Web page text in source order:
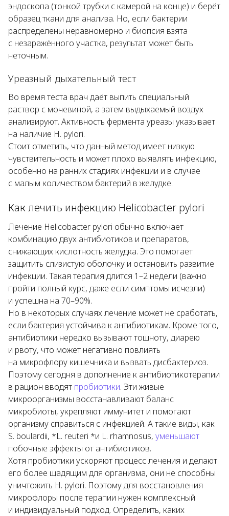
эндоскопа (тонкой трубки с камерой на конце) и берёт
образец ткани для анализа. Но, если бактерии
распределены неравномерно и биопсия взята
с незаражённого участка, результат может быть
неточным.
Уреазный дыхательный тест
Во время теста врач даёт выпить специальный
раствор с мочевиной, а затем выдыхаемый воздух
анализируют. Активность фермента уреазы указывает
на наличие H. pylori.
Стоит отметить, что данный метод имеет низкую
чувствительность и может плохо выявлять инфекцию,
особенно на ранних стадиях инфекции и в случае
с малым количеством бактерий в желудке.
Как лечить инфекцию Helicobacter pylori
Лечение Helicobacter pylori обычно включает
комбинацию двух антибиотиков и препаратов,
снижающих кислотность желудка. Это помогает
защитить слизистую оболочку и остановить развитие
инфекции. Такая терапия длится 1–2 недели (важно
пройти полный курс, даже если симптомы исчезли)
и успешна на 70–90%.
Но в некоторых случаях лечение может не сработать,
если бактерия устойчива к антибиотикам. Кроме того,
антибиотики нередко вызывают тошноту, диарею
и рвоту, что может негативно повлиять
на микрофлору кишечника и вызвать дисбактериоз.
Поэтому сегодня в дополнение к антибиотикотерапии
в рацион вводят пробиотики. Эти живые
микроорганизмы восстанавливают баланс
микробиоты, укрепляют иммунитет и помогают
организму справиться с инфекцией. А такие виды, как
S. boulardii, *L. reuteri *и L. rhamnosus, уменьшают
побочные эффекты от антибиотиков.
Хотя пробиотики ускоряют процесс лечения и делают
его более щадящим для организма, они не способны
уничтожить H. pylori. Поэтому для восстановления
микрофлоры после терапии нужен комплексный
и индивидуальный подход. Определить, каких